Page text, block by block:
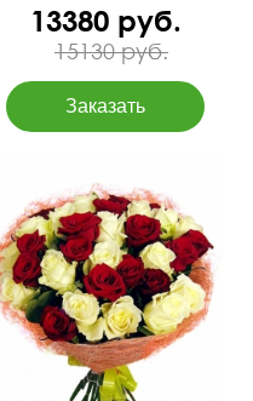
13380 руб.
15130 руб.
Премиум сорта
60 см
40 см